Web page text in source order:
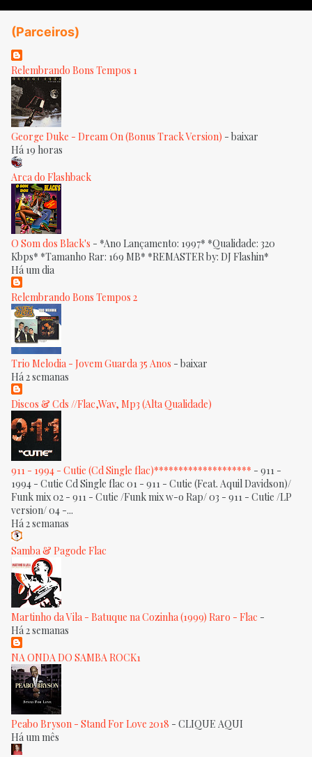
(Parceiros)
Relembrando Bons Tempos 1
George Duke - Dream On (Bonus Track Version) - baixar
Há 19 horas
Arca do Flashback
O Som dos Black's - *Ano Lançamento: 1997* *Qualidade: 320
Kbps* *Tamanho Rar: 169 MB* *REMASTER by: DJ Flashin*
Há um dia
Relembrando Bons Tempos 2
Trio Melodia - Jovem Guarda 35 Anos - baixar
Há 2 semanas
Discos & Cds //Flac,Wav, Mp3 (Alta Qualidade)
911 - 1994 - Cutie (Cd Single flac)******************** - 911 -
1994 - Cutie Cd Single flac 01 - 911 - Cutie (Feat. Aquil Davidson)/
Funk mix 02 - 911 - Cutie /Funk mix w-o Rap/ 03 - 911 - Cutie /LP
version/ 04 -...
Há 2 semanas
Samba & Pagode Flac
Martinho da Vila - Batuque na Cozinha (1999) Raro - Flac -
Há 2 semanas
NA ONDA DO SAMBA ROCK1
Peabo Bryson - Stand For Love 2018 - CLIQUE AQUI
Há um mês